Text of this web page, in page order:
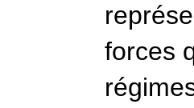
forces